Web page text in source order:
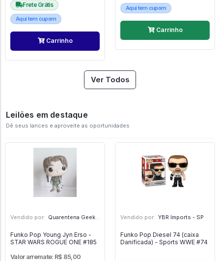
Frete Grátis
Aqui tem cupom
Carrinho
Aqui tem cupom
Carrinho
Ver Todos
Leilões em destaque
Dê seus lances e aproveite as oportunidades
Vendido por: Quarentena Geek Store - SP
Funko Pop Young Jyn Erso -
STAR WARS ROGUE ONE #185
Valor arremate: R$ 85,00
Vendido por: YBR Imports - SP
Funko Pop Diesel 74 (caixa
Danificada) - Sports WWE #74